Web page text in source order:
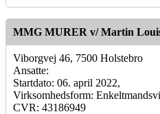
MMG MURER v/ Martin
Viborgvej 46, 7500 Holstebro
Ansatte:
Startdato: 06. april 2022,
Virksomhedsform:
CVR: 43186949